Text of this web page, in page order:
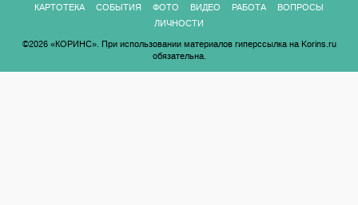
КАРТОТЕКА
СОБЫТИЯ ФОТО ВИДЕО РАБОТА
ВОПРОСЫ
ЛИЧНОСТИ
©2026 «КОРИНС». При использовании материалов гиперссылка на Korins.ru
обязательна.